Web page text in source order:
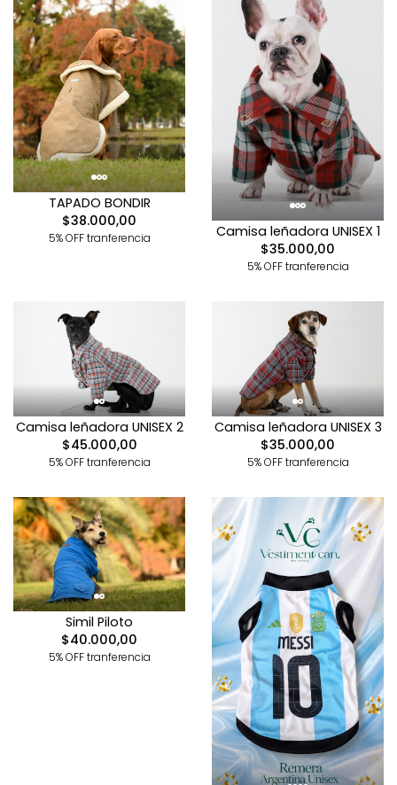
TAPADO BONDIR
$38.000,00
5% OFF tranferencia
Camisa leñadora UNISEX 1
$35.000,00
5% OFF tranferencia
Camisa leñadora UNISEX 2
$45.000,00
5% OFF tranferencia
Camisa leñadora UNISEX 3
$35.000,00
5% OFF tranferencia
Simil Piloto
$40.000,00
5% OFF tranferencia